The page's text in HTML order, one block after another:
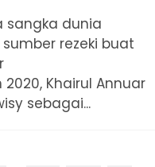
sangka dunia
rezeki buat
Khairul Annuar
sebagai...